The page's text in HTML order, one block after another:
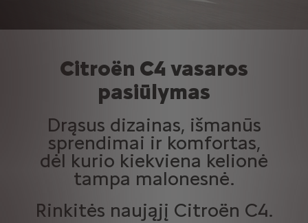
Citroën C4 vasaros
pasiūlymas
Drąsus dizainas, išmanūs
sprendimai ir komfortas,
dėl kurio kiekviena kelionė
tampa malonesnė.
Rinkitės naująjį Citroën C4.